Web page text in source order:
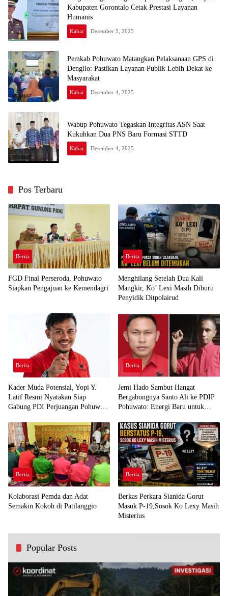
Kabupaten Gorontalo Cetak Prestasi Layanan
Humanis
Kabar Desember 5, 2025
Pemkab Pohuwato Matangkan Pelaksanaan GPS di
Dengilo: Pastikan Layanan Publik Lebih Dekat ke
Masyarakat
Kabar Desember 4, 2025
Wabup Pohuwato Tegaskan Integritas ASN Saat
Kukuhkan Dua PNS Baru Formasi STTD
Kabar Desember 4, 2025
Pos Terbaru
Berita
FGD Final Perseroda, Pohuwato
Siapkan Pengajuan ke Kemendagri
Berita
Menghilang Setelah Dua Kali
Mangkir, Ko’ Lexi Masih Diburu
Penyidik Ditpolairud
Berita
Kader Muda Potensial, Yopi Y.
Latif Resmi Nyatakan Siap
Gabung PDI Perjuangan Pohuwato
Berita
Jemi Hado Sambut Hangat
Bergabungnya Santo Ali ke PDIP
Pohuwato: Energi Baru untuk
Berita
Kolaborasi Pemda dan Adat
Semakin Kokoh di Patilanggio
Berita
Berkas Perkara Sianida Gorut
Masuk P-19,Sosok Ko Lexy Masih
Misterius
Popular Posts